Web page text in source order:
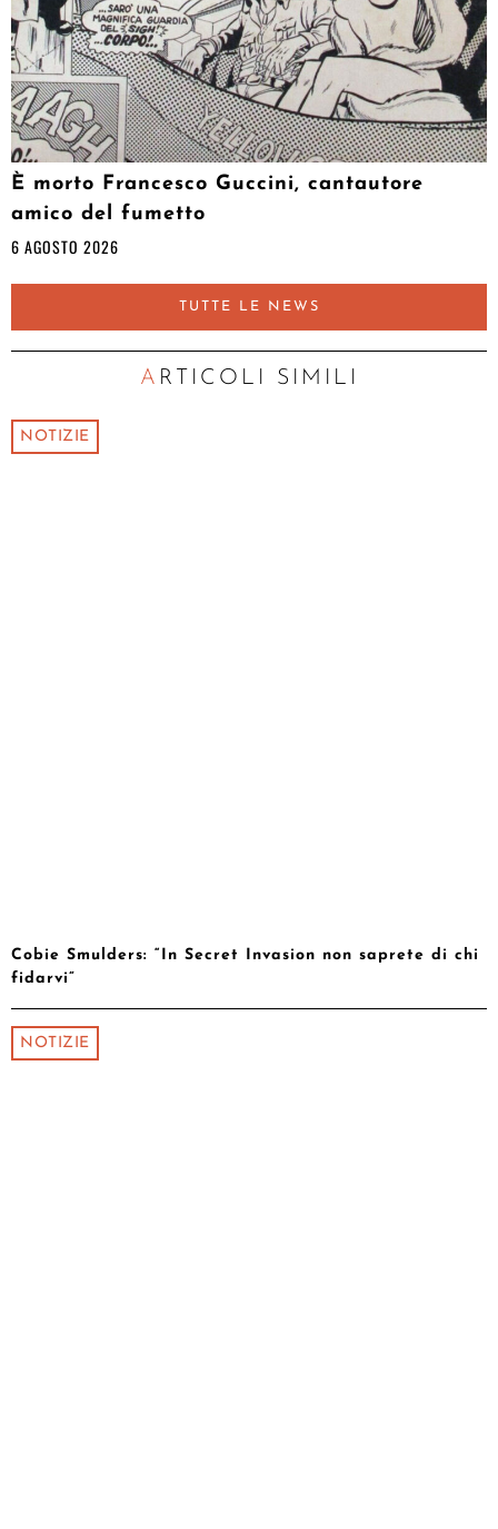
È morto Francesco Guccini, cantautore
amico del fumetto
6 AGOSTO 2026
TUTTE LE NEWS
ARTICOLI SIMILI
NOTIZIE
Cobie Smulders: “In Secret Invasion non saprete di chi
fidarvi”
NOTIZIE